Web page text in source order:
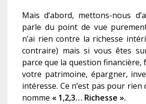
Mais d’abord, mettons-nous
parle du point de vue
n’ai rien contre la richesse
contraire) mais si vous êtes
parce que la question financière,
votre patrimoine, épargner,
intéresse. Ce n’est pas pour rien
nomme « 1,2,3… Richesse ».